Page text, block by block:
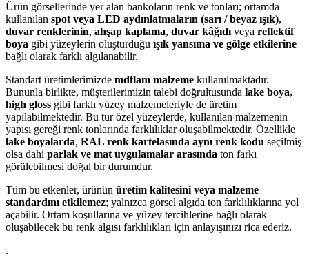
Ürün görsellerinde yer alan bankoların renk ve tonları; ortamda
kullanılan spot veya LED aydınlatmaların (sarı / beyaz ışık),
duvar renklerinin, ahşap kaplama, duvar kâğıdı veya reflektif
boya gibi yüzeylerin oluşturduğu ışık yansıma ve gölge etkilerine
bağlı olarak farklı algılanabilir.
Standart üretimlerimizde mdflam malzeme kullanılmaktadır.
Bununla birlikte, müşterilerimizin talebi doğrultusunda lake boya,
high gloss gibi farklı yüzey malzemeleriyle de üretim
yapılabilmektedir. Bu tür özel yüzeylerde, kullanılan malzemenin
yapısı gereği renk tonlarında farklılıklar oluşabilmektedir. Özellikle
lake boyalarda, RAL renk kartelasında aynı renk kodu seçilmiş
olsa dahi parlak ve mat uygulamalar arasında ton farkı
görülebilmesi doğal bir durumdur.
Tüm bu etkenler, ürünün üretim kalitesini veya malzeme
standardını etkilemez; yalnızca görsel algıda ton farklılıklarına yol
açabilir. Ortam koşullarına ve yüzey tercihlerine bağlı olarak
oluşabilecek bu renk algısı farklılıkları için anlayışınızı rica ederiz.
.